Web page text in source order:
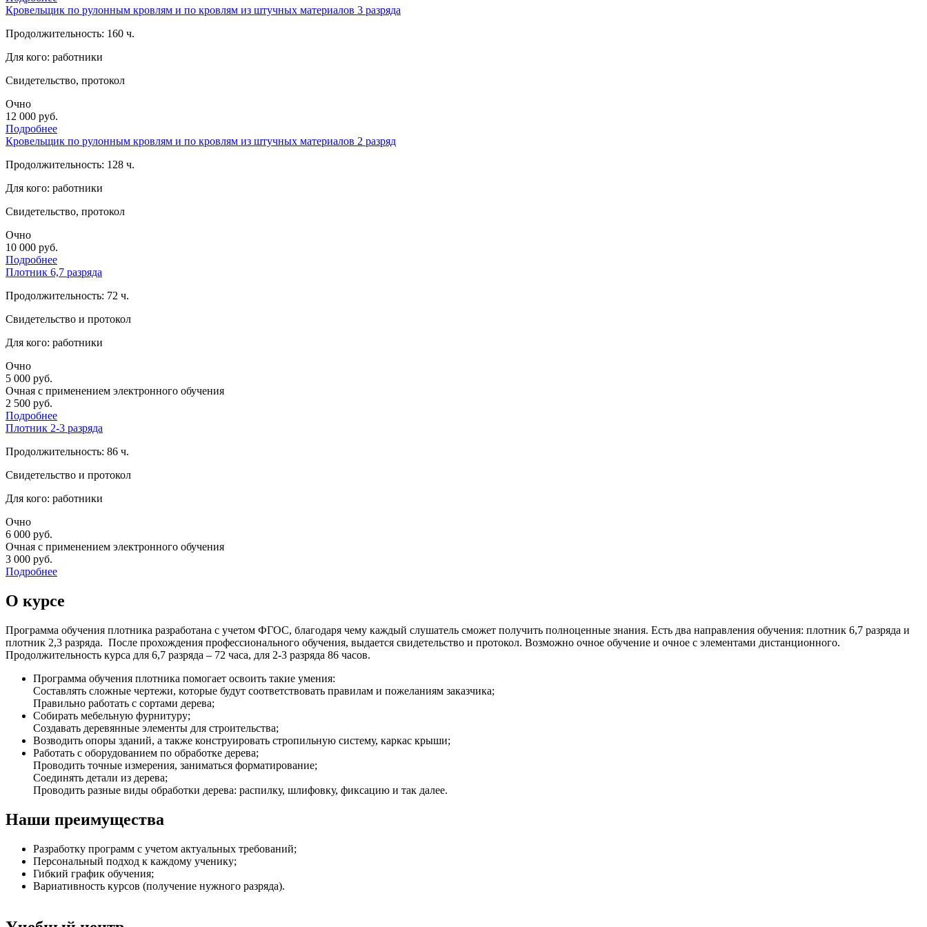
Кровельщик по рулонным кровлям и по кровлям из штучных материалов 3 разряда
Продолжительность: 160 ч.
Для кого: работники
Свидетельство, протокол
Очно
12 000 руб.
Подробнее
Кровельщик по рулонным кровлям и по кровлям из штучных материалов 2 разряд
Продолжительность: 128 ч.
Для кого: работники
Свидетельство, протокол
Очно
10 000 руб.
Подробнее
Плотник 6,7 разряда
Продолжительность: 72 ч.
Свидетельство и протокол
Для кого: работники
Очно
5 000 руб.
Очная с применением электронного обучения
2 500 руб.
Подробнее
Плотник 2-3 разряда
Продолжительность: 86 ч.
Свидетельство и протокол
Для кого: работники
Очно
6 000 руб.
Очная с применением электронного обучения
3 000 руб.
Подробнее
О курсе
Программа обучения плотника разработана с учетом ФГОС, благодаря чему каждый слушатель сможет получить полноценные знания. Есть два направления обучения: плотник 6,7 разряда и
плотник 2,3 разряда. После прохождения профессионального обучения, выдается свидетельство и протокол. Возможно очное обучение и очное с элементами дистанционного.
Продолжительность курса для 6,7 разряда – 72 часа, для 2-3 разряда 86 часов.
Программа обучения плотника помогает освоить такие умения:
Составлять сложные чертежи, которые будут соответствовать правилам и пожеланиям заказчика;
Правильно работать с сортами дерева;
Собирать мебельную фурнитуру;
Создавать деревянные элементы для строительства;
Возводить опоры зданий, а также конструировать стропильную систему, каркас крыши;
Работать с оборудованием по обработке дерева;
Проводить точные измерения, заниматься форматирование;
Соединять детали из дерева;
Проводить разные виды обработки дерева: распилку, шлифовку, фиксацию и так далее.
Наши преимущества
Разработку программ с учетом актуальных требований;
Персональный подход к каждому ученику;
Гибкий график обучения;
Вариативность курсов (получение нужного разряда).